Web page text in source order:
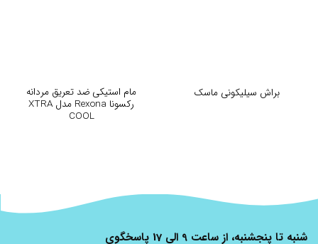
براش سیلیکونی ماسک
مام استیکی ضد تعریق مردانه
رکسونا Rexona مدل XTRA
COOL
شنبه تا پنجشنبه، از ساعت 9 الی 17 پاسخگوی